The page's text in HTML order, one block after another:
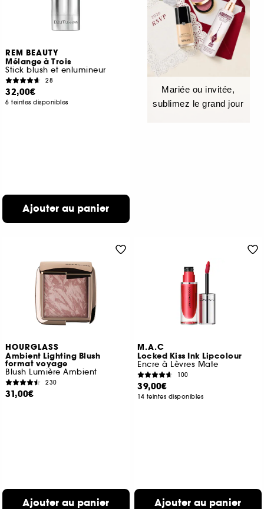
REM BEAUTY
Mélange à Trois
Stick blush et enlumineur
28
32,00€
6 teintes disponibles
Ajouter au panier
Mariée ou invitée,
sublimez le grand jour
HOURGLASS
Ambient Lighting Blush
format voyage
Blush Lumière Ambient
230
31,00€
Ajouter au panier
M.A.C
Locked Kiss Ink Lipcolour
Encre à Lèvres Mate
100
39,00€
14 teintes disponibles
Ajouter au panier